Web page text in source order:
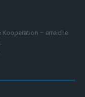
Kooperation – erreiche